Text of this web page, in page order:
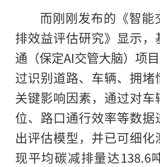
而刚刚发布的《智
排效益评估研究》显示
通（保定AI交管大脑）项
过识别道路、车辆、拥
关键影响因素，通过对
位、路口通行效率等数
出评估模型，并已可细
现平均碳减排量达138.6